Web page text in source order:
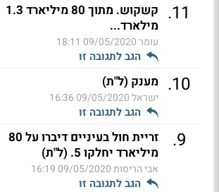
11
.
קשקוש. מתוך 80 מיליארד 1.3
מילארד...
עומר09/05/2020 18:11
הגב לתגובה זו
10
. מענק (ל"ת)
ישראל09/05/2020 16:36
הגב לתגובה זו
9
.
זריית חול בעיניים דיברו על 80
מיליארד יחלקו 5. (ל"ת)
אבי הריסות09/05/2020 16:19
הגב לתגובה זו